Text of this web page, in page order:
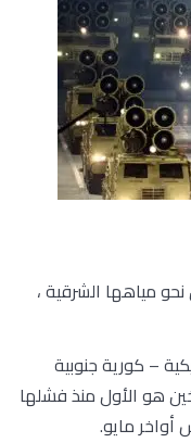
مياهها الشرقية ،
– كورية جنوبية
هو الأول منذ فشلها
مايو.